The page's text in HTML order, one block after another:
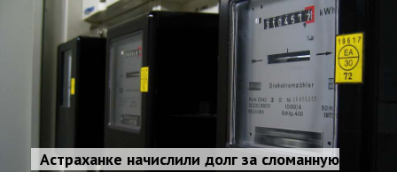
Астраханке начислили долг за сломанную